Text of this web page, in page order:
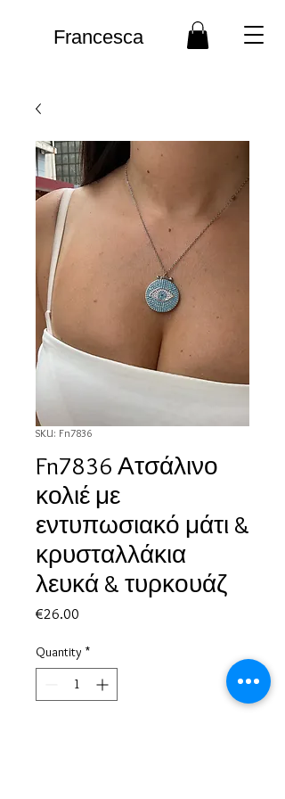
Francesca
SKU: Fn7836
Fn7836 Ατσάλινο
κολιέ με
εντυπωσιακό μάτι &
κρυσταλλάκια
λευκά & τυρκουάζ
€26.00
Quantity *